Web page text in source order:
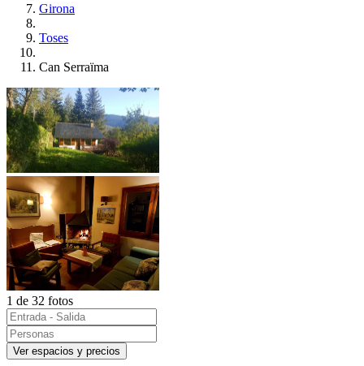
Girona
Toses
Can Serraïma
1 de 32 fotos
Ver espacios y precios